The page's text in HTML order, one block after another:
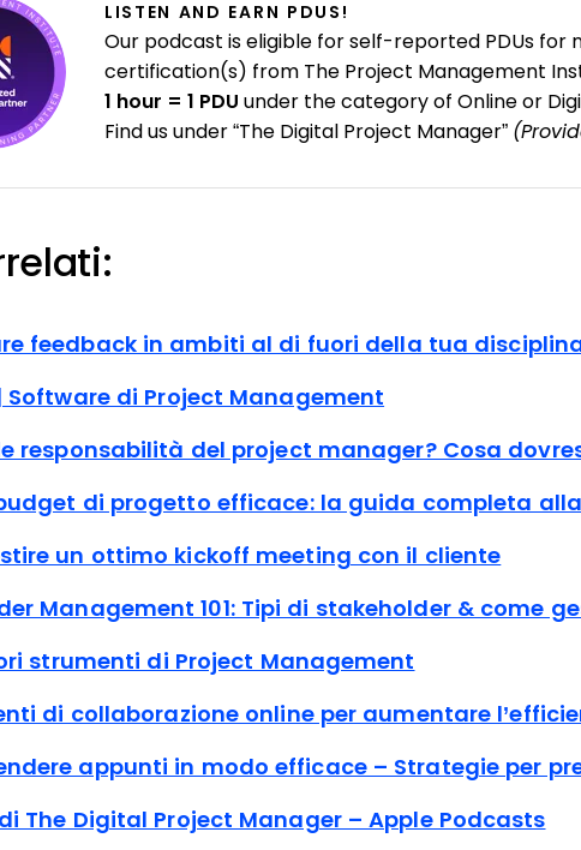
LISTEN AND EARN PDUS!
Our podcast is eligible for self-reported PDUs for
certification(s) from The Project Management
1 hour = 1 PDU under the category of Online or
Find us under “The Digital Project Manager”
feedback in ambiti al di fuori della tua
Software di Project Management
responsabilità del project manager? Cosa
di progetto efficace: la guida completa
un ottimo kickoff meeting con il cliente
Management 101: Tipi di stakeholder & come
strumenti di Project Management
di collaborazione online per aumentare
appunti in modo efficace – Strategie per
The Digital Project Manager – Apple Podcasts